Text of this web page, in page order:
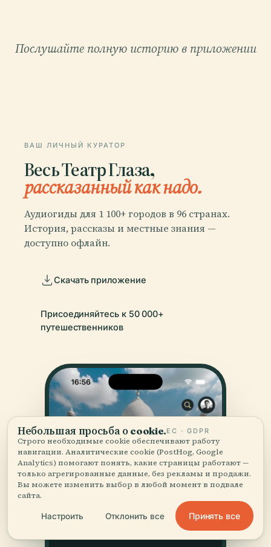
Послушайте полную историю в приложении
ВАШ ЛИЧНЫЙ КУРАТОР
Весь Театр Глаза,
рассказанный как надо.
Аудиогиды для 1 100+ городов в 96 странах.
История, рассказы и местные знания —
доступно офлайн.
Скачать приложение
Присоединяйтесь к 50 000+
путешественников
Небольшая просьба о cookie.ЕС · GDPR
Строго необходимые cookie обеспечивают работу
навигации. Аналитические cookie (PostHog, Google
Analytics) помогают понять, какие страницы работают —
только агрегированные данные, без рекламы и продажи.
Вы можете изменить выбор в любой момент в подвале
сайта.
Настроить Отклонить все Принять все